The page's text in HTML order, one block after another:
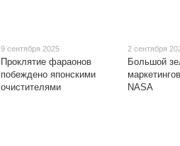
9 сентября 2025
Проклятие фараонов
побеждено японскими
очистителями
2 сентября
Большой
NASA